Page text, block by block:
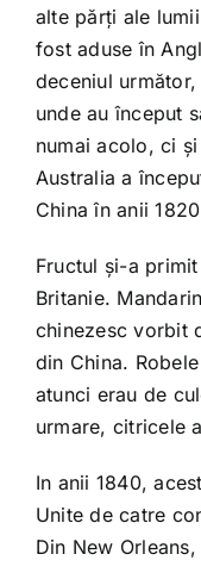
alte părți ale
fost aduse în
deceniul
unde au început
numai acolo, ci
Australia a
China în anii
Fructul și-a
Britanie.
chinezesc vorbit
din China.
atunci erau de
urmare, citricele
In anii 1840,
Unite de catre
Din New